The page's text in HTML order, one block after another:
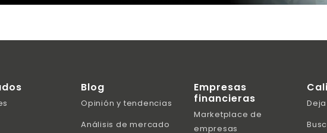
Blog
Opinión y tendencias
Análisis de mercado
Empresas
financieras
Marketplace de
empresas